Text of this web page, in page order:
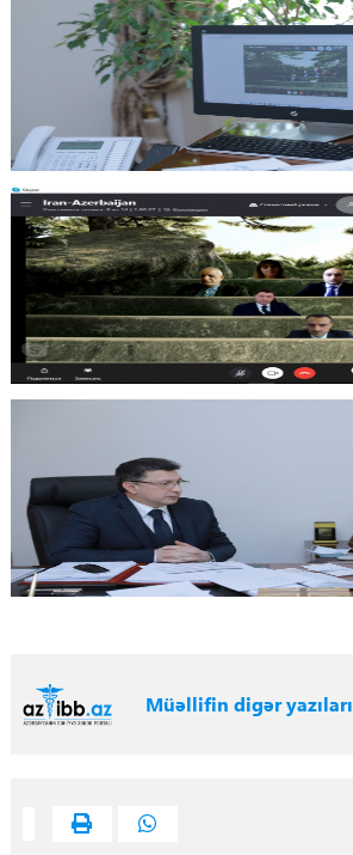
Müəllifin digər yazıları